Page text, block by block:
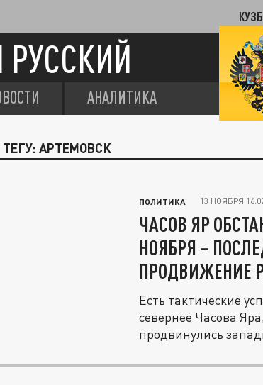
АНАЛИТИКА
АРТЕМОВСК
ПОЛИТИКА 13 НОЯБРЯ
ЧАСОВ ЯР
НОЯБРЯ –
ПРОДВИЖЕНИЕ
Есть тактические
севернее Часова
продвинулись